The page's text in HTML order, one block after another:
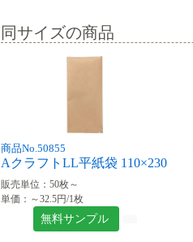
同サイズの商品
商品No.50855
AクラフトLL平紙袋 110×230
販売単位：50枚～
単価：～32.5円/1枚
無料サンプル